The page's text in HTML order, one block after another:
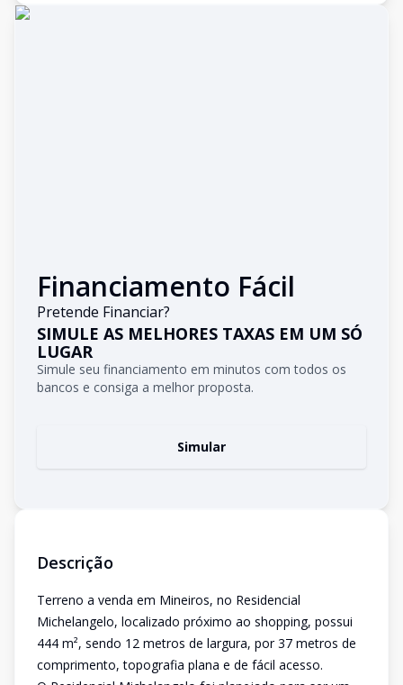
Financiamento Fácil
Pretende Financiar?
SIMULE AS MELHORES TAXAS EM UM SÓ
LUGAR
Simule seu financiamento em minutos com todos os
bancos e consiga a melhor proposta.
Simular
Descrição
Terreno a venda em Mineiros, no Residencial
Michelangelo, localizado próximo ao shopping, possui
444 m², sendo 12 metros de largura, por 37 metros de
comprimento, topografia plana e de fácil acesso.